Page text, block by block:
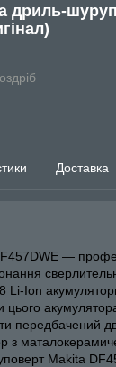
дриль-
Доставка
―
Ion
цього
передбачений
з
Makita